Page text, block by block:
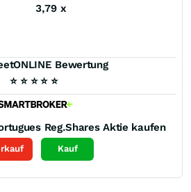
3,79 x
Bewertung
⭐ ⭐ ⭐ ⭐ ⭐
Reg.Shares Aktie kaufen
Kauf